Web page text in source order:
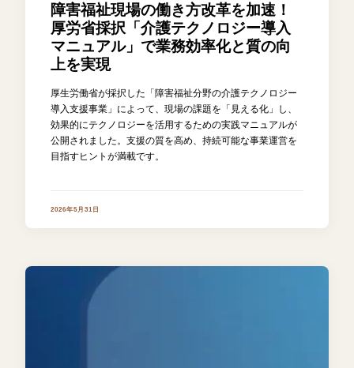
障害福祉現場の働き方改革を加速！
厚労省採択「介護テクノロジー導入
マニュアル」で業務効率化と質の向
上を実現
厚生労働省が採択した「障害福祉分野の介護テクノロジー
導入支援事業」によって、現場の課題を「見える化」し、
効果的にテクノロジーを活用するための実践マニュアルが
公開されました。支援の質を高め、持続可能な事業運営を
目指すヒントが満載です。
2026年5月31日